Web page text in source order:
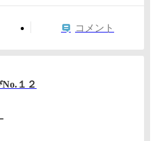
コメント
１２